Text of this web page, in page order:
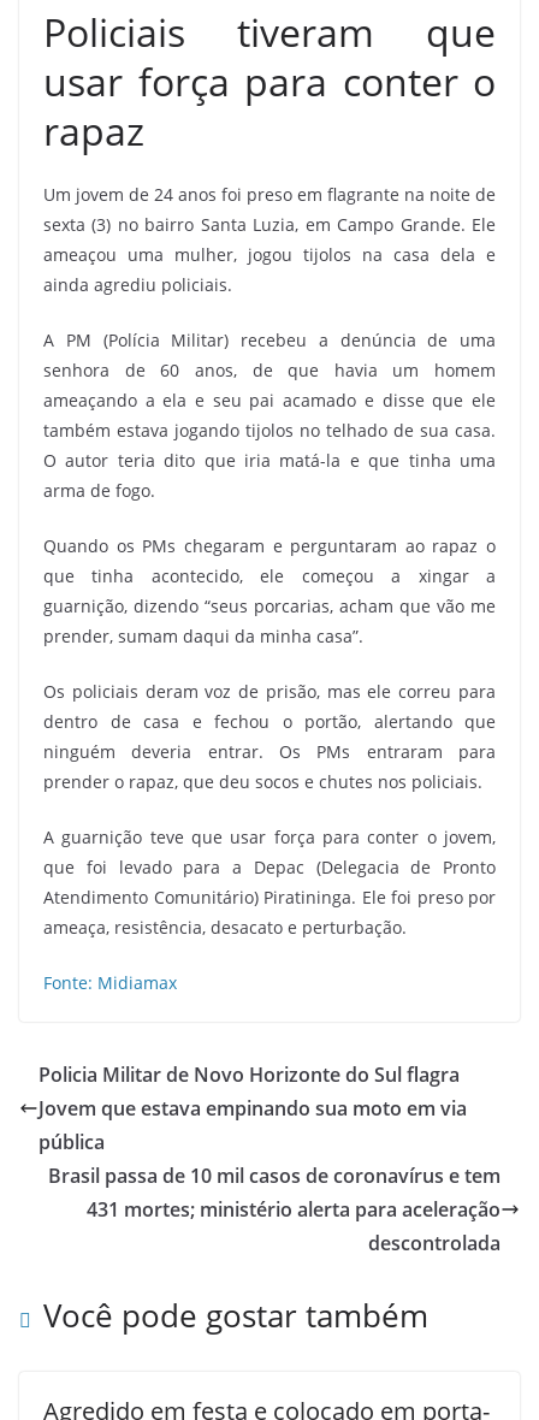
Policiais tiveram que
usar força para conter o
rapaz
Um jovem de 24 anos foi preso em flagrante na noite de
sexta (3) no bairro Santa Luzia, em Campo Grande. Ele
ameaçou uma mulher, jogou tijolos na casa dela e
ainda agrediu policiais.
A PM (Polícia Militar) recebeu a denúncia de uma
senhora de 60 anos, de que havia um homem
ameaçando a ela e seu pai acamado e disse que ele
também estava jogando tijolos no telhado de sua casa.
O autor teria dito que iria matá-la e que tinha uma
arma de fogo.
Quando os PMs chegaram e perguntaram ao rapaz o
que tinha acontecido, ele começou a xingar a
guarnição, dizendo “seus porcarias, acham que vão me
prender, sumam daqui da minha casa”.
Os policiais deram voz de prisão, mas ele correu para
dentro de casa e fechou o portão, alertando que
ninguém deveria entrar. Os PMs entraram para
prender o rapaz, que deu socos e chutes nos policiais.
A guarnição teve que usar força para conter o jovem,
que foi levado para a Depac (Delegacia de Pronto
Atendimento Comunitário) Piratininga. Ele foi preso por
ameaça, resistência, desacato e perturbação.
Fonte: Midiamax
Policia Militar de Novo Horizonte do Sul flagra
Jovem que estava empinando sua moto em via
pública
Brasil passa de 10 mil casos de coronavírus e tem
431 mortes; ministério alerta para aceleração
descontrolada
Você pode gostar também
Agredido em festa e colocado em porta-